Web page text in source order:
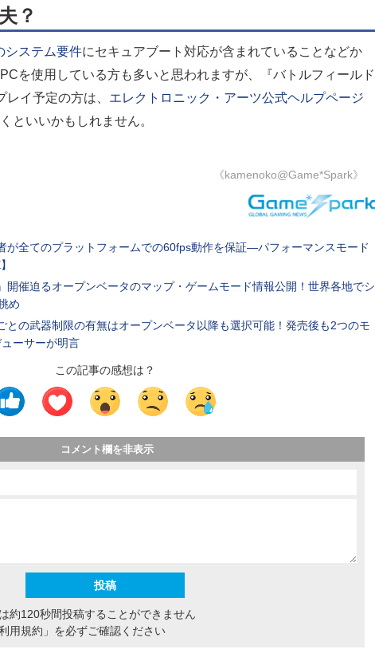
？
システム要件にセキュアブート対応が含まれていることなどか
を使用している方も多いと思われますが、『バトルフィールド
イ予定の方は、 エレクトロニック・アーツ公式ヘルプページ
といいかもしれません。
《kamenoko@Game*Spark》
が全てのプラットフォームでの60fps動作を保証―パフォーマンスモード
開催迫るオープンベータのマップ・ゲームモード情報公開！世界各地でシ
め
との武器制限の有無はオープンベータ以降も選択可能！発売後も2つのモ
ーサーが明言
この記事の感想は？
コメント欄を非表示
約120秒間投稿することができません
利用規約」 を必ずご確認ください